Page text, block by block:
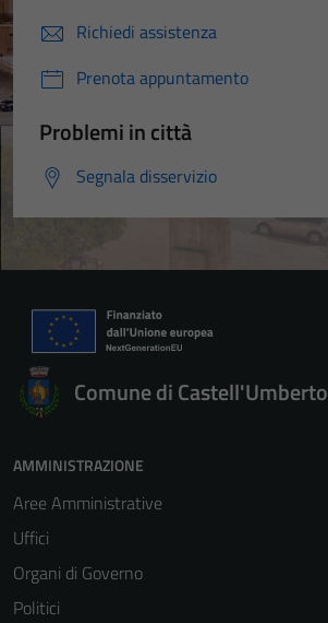
Richiedi assistenza
Prenota appuntamento
Problemi in città
Segnala disservizio
Comune di Castell'Umberto
AMMINISTRAZIONE
Aree Amministrative
Uffici
Organi di Governo
Politici